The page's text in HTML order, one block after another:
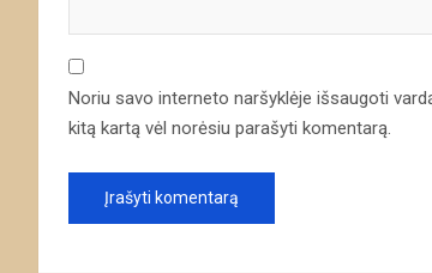
Noriu savo interneto naršyklėje išsaugoti
kitą kartą vėl norėsiu parašyti komentarą.